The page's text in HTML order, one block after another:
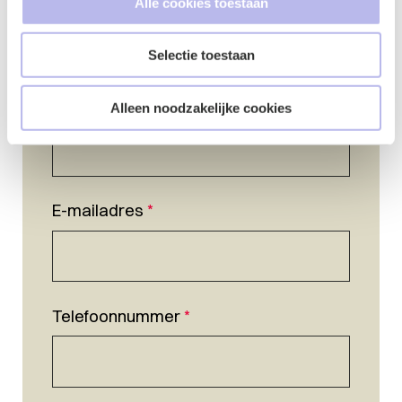
Selectie toestaan
Alleen noodzakelijke cookies
E-mailadres *
Telefoonnummer*